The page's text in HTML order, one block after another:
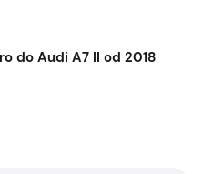
do Audi A7 II od 2018